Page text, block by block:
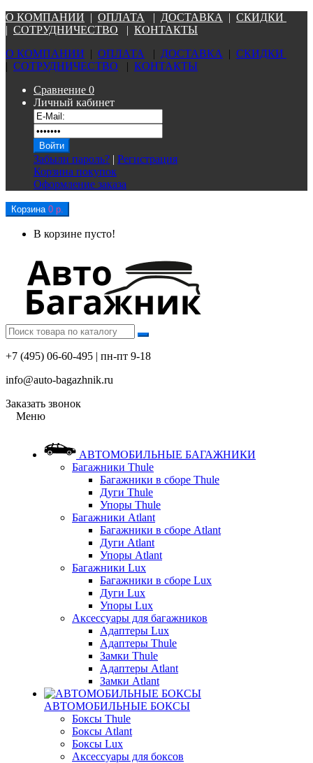
О КОМПАНИИ | ОПЛАТА | ДОСТАВКА | СКИДКИ
| СОТРУДНИЧЕСТВО | КОНТАКТЫ
О КОМПАНИИ | ОПЛАТА | ДОСТАВКА | СКИДКИ
| СОТРУДНИЧЕСТВО | КОНТАКТЫ
Сравнение 0
Личный кабинет
Забыли пароль? | Регистрация
Корзина покупок
Оформление заказа
Корзина 0 р.
В корзине пусто!
+7 (495) 06-60-495 | пн-пт 9-18
info@auto-bagazhnik.ru
Заказать звонок
Меню
АВТОМОБИЛЬНЫЕ БАГАЖНИКИ
Багажники Thule
Багажники в сборе Thule
Дуги Thule
Упоры Thule
Багажники Atlant
Багажники в сборе Atlant
Дуги Atlant
Упоры Atlant
Багажники Lux
Багажники в сборе Lux
Дуги Lux
Упоры Lux
Аксессуары для багажников
Адаптеры Lux
Адаптеры Thule
Замки Thule
Адаптеры Atlant
Замки Atlant
АВТОМОБИЛЬНЫЕ БОКСЫ
Боксы Thule
Боксы Atlant
Боксы Lux
Аксессуары для боксов